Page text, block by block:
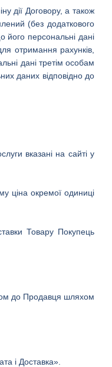
дії Договору, а також
(без додаткового
персональні дані
отримання рахунків,
дані третім особам
даних відповідно до
вказані на сайті у
ціна окремої одиниці
Товару Покупець
до Продавця шляхом
і Доставка».